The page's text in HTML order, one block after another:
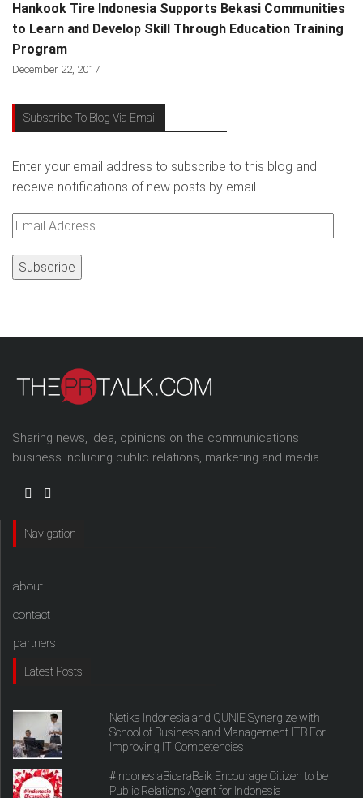
Hankook Tire Indonesia Supports Bekasi Communities
to Learn and Develop Skill Through Education Training
Program
December 22, 2017
Subscribe To Blog Via Email
Enter your email address to subscribe to this blog and
receive notifications of new posts by email.
Email
Sharing news, idea, opinions on the communications
business including public relations, marketing and media.
Navigation
about
contact
partners
Latest Posts
Netika Indonesia and QUNIE Synergize with
School of Business and Management ITB For
Improving IT Competencies
#IndonesiaBicaraBaik Encourage Citizen to be
Public Relations Agent for Indonesia